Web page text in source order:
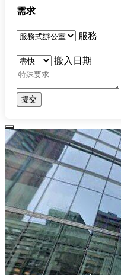
需求
服務
搬入日期
提交